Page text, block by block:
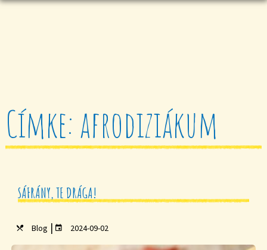
Címke: afrodiziákum
SÁFRÁNY, TE DRÁGA!
Blog | 2024-09-02